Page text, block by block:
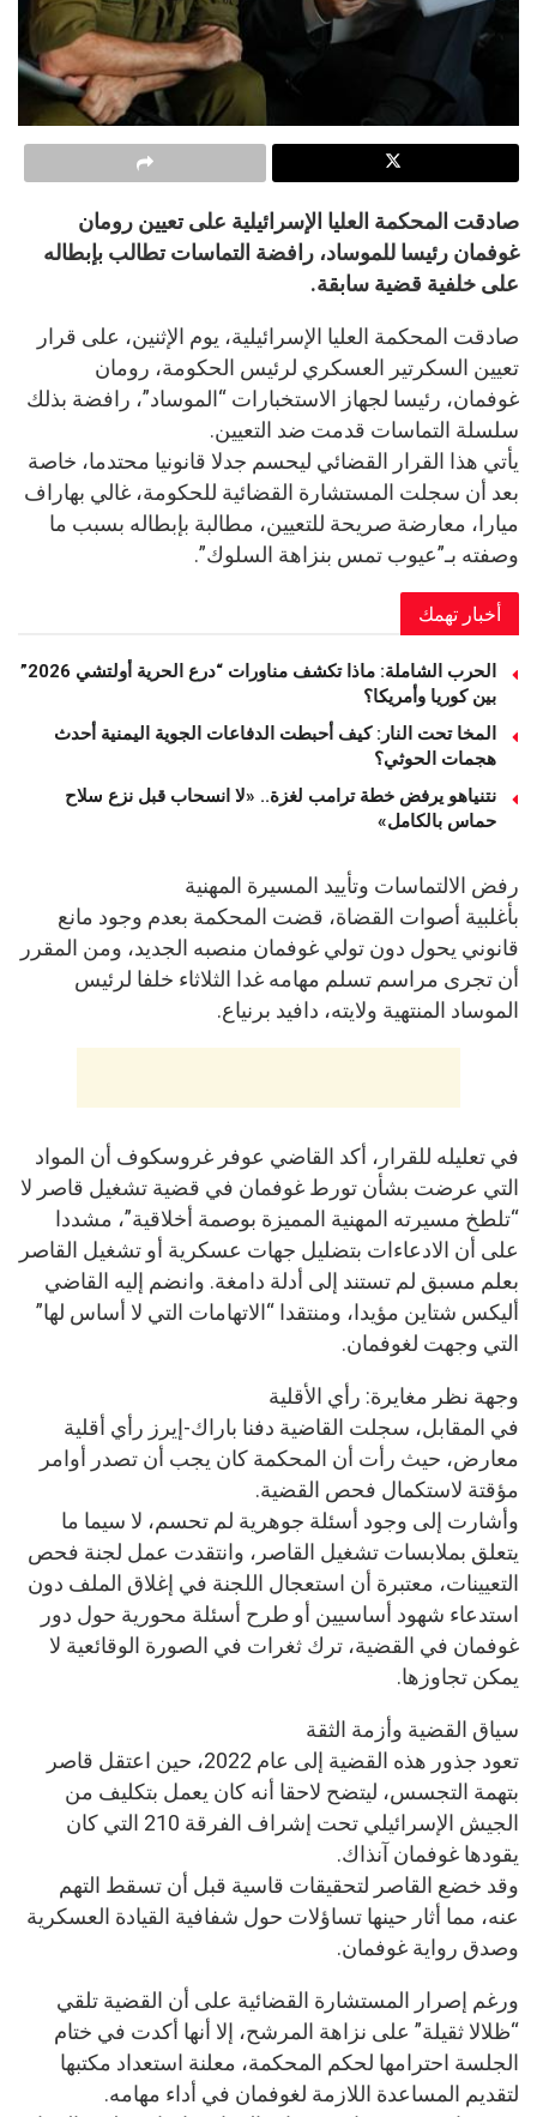
صادقت المحكمة العليا الإسرائيلية على تعيين رومان
غوفمان رئيسا للموساد، رافضة التماسات تطالب بإبطاله
على خلفية قضية سابقة.
صادقت المحكمة العليا الإسرائيلية، يوم الإثنين، على قرار
تعيين السكرتير العسكري لرئيس الحكومة، رومان
غوفمان، رئيسا لجهاز الاستخبارات “الموساد”، رافضة بذلك
سلسلة التماسات قدمت ضد التعيين.
يأتي هذا القرار القضائي ليحسم جدلا قانونيا محتدما، خاصة
بعد أن سجلت المستشارة القضائية للحكومة، غالي بهاراف
ميارا، معارضة صريحة للتعيين، مطالبة بإبطاله بسبب ما
وصفته بـ”عيوب تمس بنزاهة السلوك”.
أخبار تهمك
الحرب الشاملة: ماذا تكشف مناورات “درع الحرية أولتشي 2026”
بين كوريا وأمريكا؟
المخا تحت النار: كيف أحبطت الدفاعات الجوية اليمنية أحدث
هجمات الحوثي؟
نتنياهو يرفض خطة ترامب لغزة.. «لا انسحاب قبل نزع سلاح
حماس بالكامل»
رفض الالتماسات وتأييد المسيرة المهنية
بأغلبية أصوات القضاة، قضت المحكمة بعدم وجود مانع
قانوني يحول دون تولي غوفمان منصبه الجديد، ومن المقرر
أن تجرى مراسم تسلم مهامه غدا الثلاثاء خلفا لرئيس
الموساد المنتهية ولايته، دافيد برنياع.
في تعليله للقرار، أكد القاضي عوفر غروسكوف أن المواد
التي عرضت بشأن تورط غوفمان في قضية تشغيل قاصر لا
“تلطخ مسيرته المهنية المميزة بوصمة أخلاقية”، مشددا
على أن الادعاءات بتضليل جهات عسكرية أو تشغيل القاصر
بعلم مسبق لم تستند إلى أدلة دامغة. وانضم إليه القاضي
أليكس شتاين مؤيدا، ومنتقدا “الاتهامات التي لا أساس لها”
التي وجهت لغوفمان.
وجهة نظر مغايرة: رأي الأقلية
في المقابل، سجلت القاضية دفنا باراك-إيرز رأي أقلية
معارض، حيث رأت أن المحكمة كان يجب أن تصدر أوامر
مؤقتة لاستكمال فحص القضية.
وأشارت إلى وجود أسئلة جوهرية لم تحسم، لا سيما ما
يتعلق بملابسات تشغيل القاصر، وانتقدت عمل لجنة فحص
التعيينات، معتبرة أن استعجال اللجنة في إغلاق الملف دون
استدعاء شهود أساسيين أو طرح أسئلة محورية حول دور
غوفمان في القضية، ترك ثغرات في الصورة الوقائعية لا
يمكن تجاوزها.
سياق القضية وأزمة الثقة
تعود جذور هذه القضية إلى عام 2022، حين اعتقل قاصر
بتهمة التجسس، ليتضح لاحقا أنه كان يعمل بتكليف من
الجيش الإسرائيلي تحت إشراف الفرقة 210 التي كان
يقودها غوفمان آنذاك.
وقد خضع القاصر لتحقيقات قاسية قبل أن تسقط التهم
عنه، مما أثار حينها تساؤلات حول شفافية القيادة العسكرية
وصدق رواية غوفمان.
ورغم إصرار المستشارة القضائية على أن القضية تلقي
“ظلالا ثقيلة” على نزاهة المرشح، إلا أنها أكدت في ختام
الجلسة احترامها لحكم المحكمة، معلنة استعداد مكتبها
لتقديم المساعدة اللازمة لغوفمان في أداء مهامه.